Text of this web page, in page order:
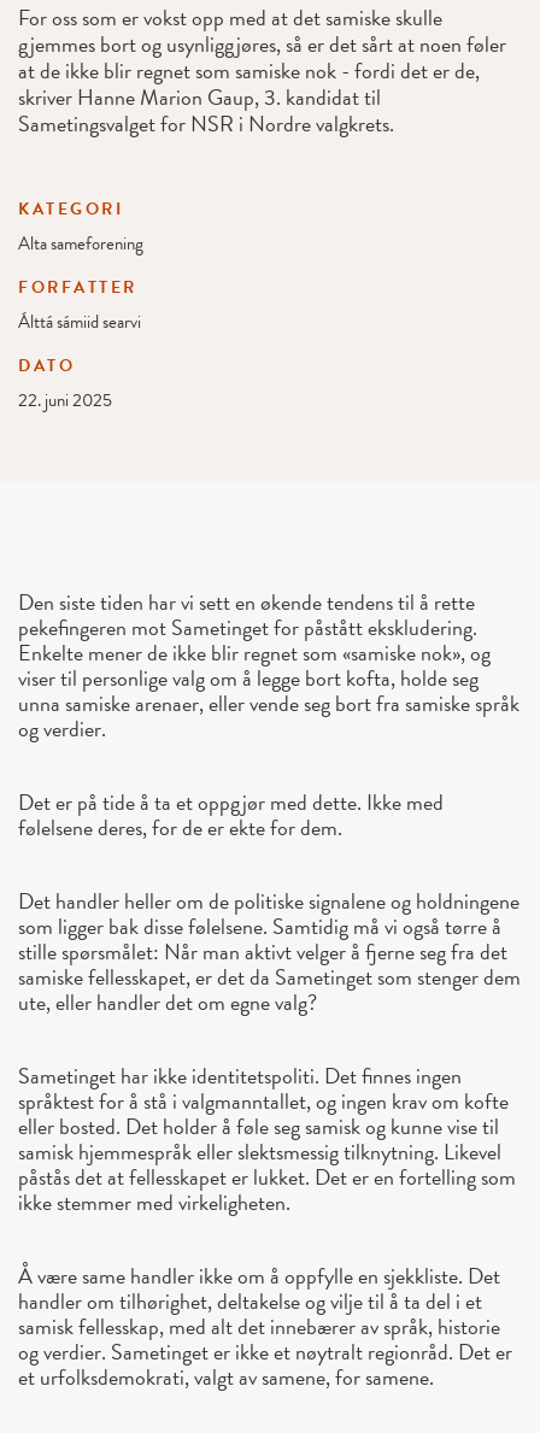
For oss som er vokst opp med at det samiske skulle
gjemmes bort og usynliggjøres, så er det sårt at noen føler
at de ikke blir regnet som samiske nok - fordi det er de,
skriver Hanne Marion Gaup, 3. kandidat til
Sametingsvalget for NSR i Nordre valgkrets.
KATEGORI
Alta sameforening
FORFATTER
Álttá sámiid searvi
DATO
22. juni 2025
Den siste tiden har vi sett en økende tendens til å rette
pekefingeren mot Sametinget for påstått ekskludering.
Enkelte mener de ikke blir regnet som «samiske nok», og
viser til personlige valg om å legge bort kofta, holde seg
unna samiske arenaer, eller vende seg bort fra samiske språk
og verdier.
Det er på tide å ta et oppgjør med dette. Ikke med
følelsene deres, for de er ekte for dem.
Det handler heller om de politiske signalene og holdningene
som ligger bak disse følelsene. Samtidig må vi også tørre å
stille spørsmålet: Når man aktivt velger å fjerne seg fra det
samiske fellesskapet, er det da Sametinget som stenger dem
ute, eller handler det om egne valg?
Sametinget har ikke identitetspoliti. Det finnes ingen
språktest for å stå i valgmanntallet, og ingen krav om kofte
eller bosted. Det holder å føle seg samisk og kunne vise til
samisk hjemmespråk eller slektsmessig tilknytning. Likevel
påstås det at fellesskapet er lukket. Det er en fortelling som
ikke stemmer med virkeligheten.
Å være same handler ikke om å oppfylle en sjekkliste. Det
handler om tilhørighet, deltakelse og vilje til å ta del i et
samisk fellesskap, med alt det innebærer av språk, historie
og verdier. Sametinget er ikke et nøytralt regionråd. Det er
et urfolksdemokrati, valgt av samene, for samene.